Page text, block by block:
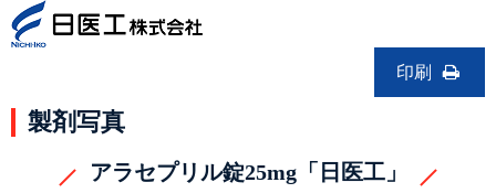
印刷
製剤写真
アラセプリル錠25mg「日医工」